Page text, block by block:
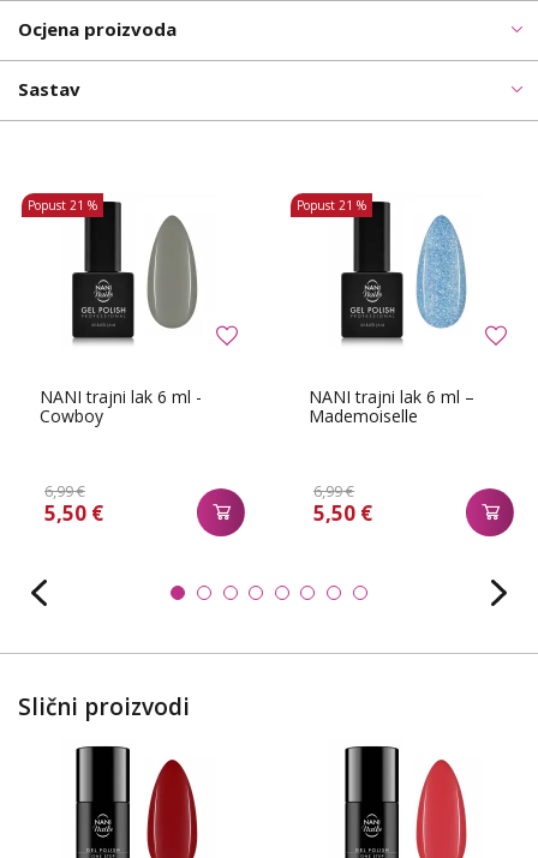
Ocjena proizvoda
Sastav
NANI trajni lak 6 ml -
Cowboy
6,99 €
5,50 €
Popust 21 %
NANI trajni lak 6 ml –
Mademoiselle
6,99 €
5,50 €
Popust 21 %
Slični proizvodi